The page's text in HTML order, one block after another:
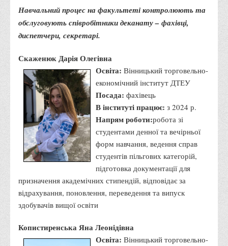
Бібліотека
Музей грошей
Студенту
Довідник студента
Реквізити для оплати
Права та обов'язки студентів
Інформація про гуртожитки
Положення
Положення про переведення здобувачів вищої освіти на
вакантні місця державного замовлення
Положення про старосту академічної групи
Положення "Про правила призначення академічних
Навчальний процес на факультеті контролюють та
обслуговують співробітники деканату – фахівці,
диспетчери, секретарі.
Скаженюк Дарія Олегівна
Освіта: Вінницький торговельно-
економічний інститут ДТЕУ
Посада: фахівець
В інституті працює: з 2024 р.
Напрям роботи:робота зі
студентами денної та вечірньої
форм навчання, ведення справ
студентів пільгових категорій,
підготовка документації для
призначення академічних стипендій, відповідає за
відрахування, поновлення, переведення та випуск
здобувачів вищої освіти
Копистиренська Яна Леонідівна
Освіта: Вінницький торговельно-